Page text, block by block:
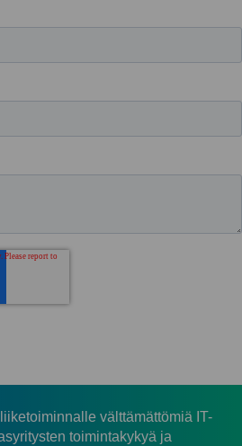
välttämättömiä IT-
toimintakykyä ja